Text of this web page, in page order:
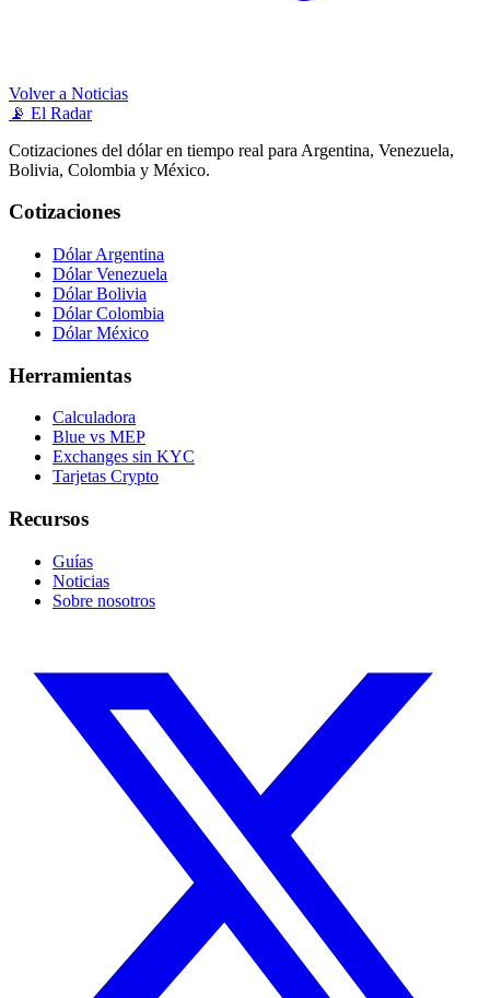
Volver a Noticias
📡 El Radar
Cotizaciones del dólar en tiempo real para Argentina, Venezuela,
Bolivia, Colombia y México.
Cotizaciones
Dólar Argentina
Dólar Venezuela
Dólar Bolivia
Dólar Colombia
Dólar México
Herramientas
Calculadora
Blue vs MEP
Exchanges sin KYC
Tarjetas Crypto
Recursos
Guías
Noticias
Sobre nosotros